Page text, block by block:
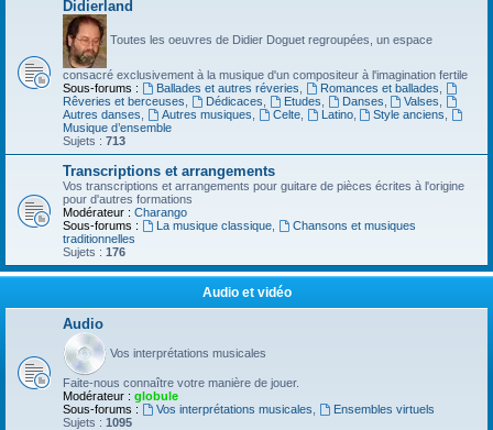
Didierland
Toutes les oeuvres de Didier Doguet regroupées, un espace
consacré exclusivement à la musique d'un compositeur à l'imagination fertile
Sous-forums :
Ballades et autres réveries Romances et ballades
Rêveries et berceuses
Dédicaces Etudes Danses Valses
Autres danses
Autres musiques Celte, Latino, Style anciens
Musique d’ensemble
Sujets : 713
Transcriptions et arrangements
Vos transcriptions et arrangements pour guitare de pièces écrites à l'origine
pour d'autres formations
Modérateur : Charango
Sous-forums :
La musique classique,
Chansons et musiques
traditionnelles
Sujets : 176
Audio et vidéo
Audio
Vos interprétations musicales
Faite-nous connaître votre manière de jouer.
Modérateur : globule
Sous-forums :
Vos interprétations musicales
Ensembles virtuels
Sujets : 1095